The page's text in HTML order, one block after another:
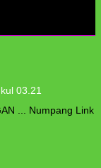
03.21
... Numpang Link